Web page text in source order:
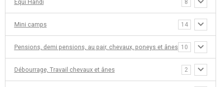
Equi Handi 8
Mini camps 14
Pensions, demi pensions, au pair, chevaux, poneys et ânes 10
Débourrage, Travail chevaux et ânes 2